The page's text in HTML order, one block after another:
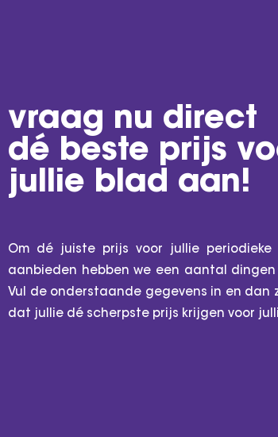
vraag nu direct
dé beste prijs
jullie blad aan!
Om dé juiste prijs voor jullie
aanbieden hebben we een aantal
Vul de onderstaande gegevens in en dan
dat jullie dé scherpste prijs krijgen voor